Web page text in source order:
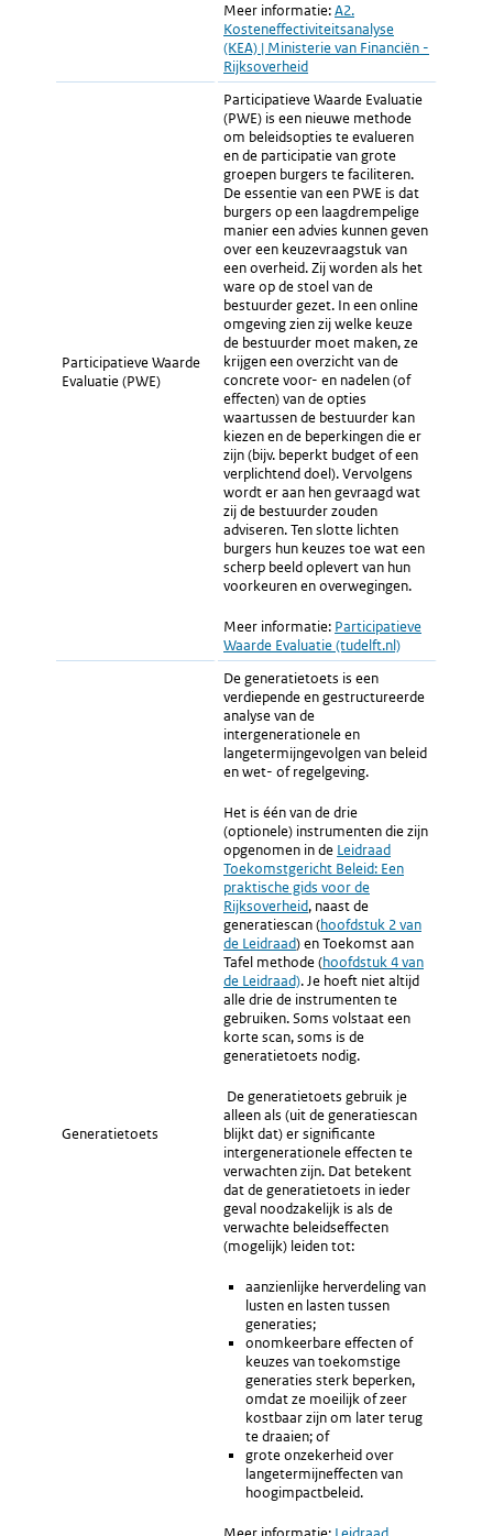
Meer informatie:Externe
link:
A2.
Kosteneffectiviteitsanalyse
(KEA) | Ministerie van Financiën -
Rijksoverheid
Participatieve Waarde
Evaluatie (PWE)
Participatieve Waarde Evaluatie
(PWE) is een nieuwe methode
om beleidsopties te evalueren
en de participatie van grote
groepen burgers te faciliteren.
De essentie van een PWE is dat
burgers op een laagdrempelige
manier een advies kunnen geven
over een keuzevraagstuk van
een overheid. Zij worden als het
ware op de stoel van de
bestuurder gezet. In een online
omgeving zien zij welke keuze
de bestuurder moet maken, ze
krijgen een overzicht van de
concrete voor- en nadelen (of
effecten) van de opties
waartussen de bestuurder kan
kiezen en de beperkingen die er
zijn (bijv. beperkt budget of een
verplichtend doel). Vervolgens
wordt er aan hen gevraagd wat
zij de bestuurder zouden
adviseren. Ten slotte lichten
burgers hun keuzes toe wat een
scherp beeld oplevert van hun
voorkeuren en overwegingen.
Meer informatie: Externe
link:
Participatieve
Waarde Evaluatie (tudelft.nl)
Generatietoets
De generatietoets is een
verdiepende en gestructureerde
analyse van de
intergenerationele en
langetermijngevolgen van beleid
en wet- of regelgeving.
Het is één van de drie
(optionele) instrumenten die zijn
opgenomen in de Externe
link:
Leidraad
Toekomstgericht Beleid: Een
praktische gids voor de
Rijksoverheid, naast de
generatiescan (Externe
link:
hoofdstuk 2 van
de Leidraad) en Toekomst aan
Tafel methode (Externe
link:
hoofdstuk 4 van
de Leidraad). Je hoeft niet altijd
alle drie de instrumenten te
gebruiken. Soms volstaat een
korte scan, soms is de
generatietoets nodig.
De generatietoets gebruik je
alleen als (uit de generatiescan
blijkt dat) er significante
intergenerationele effecten te
verwachten zijn. Dat betekent
dat de generatietoets in ieder
geval noodzakelijk is als de
verwachte beleidseffecten
(mogelijk) leiden tot:
aanzienlijke herverdeling van
lusten en lasten tussen
generaties;
onomkeerbare effecten of
keuzes van toekomstige
generaties sterk beperken,
omdat ze moeilijk of zeer
kostbaar zijn om later terug
te draaien; of
grote onzekerheid over
langetermijneffecten van
hoogimpactbeleid.